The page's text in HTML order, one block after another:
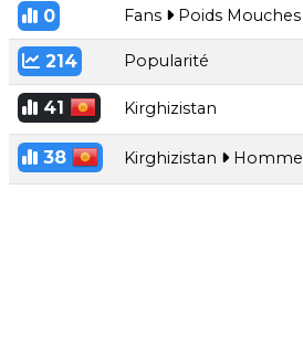
0 Fans Poids Mouches
214 Popularité
41 Kirghizistan
38 Kirghizistan Homme